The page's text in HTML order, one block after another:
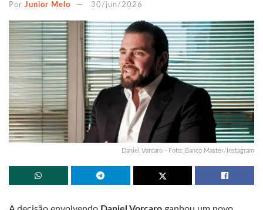
Por Junior Melo 30/jun/2026
Daniel Vorcaro - Foto: Banco Master/Instagram